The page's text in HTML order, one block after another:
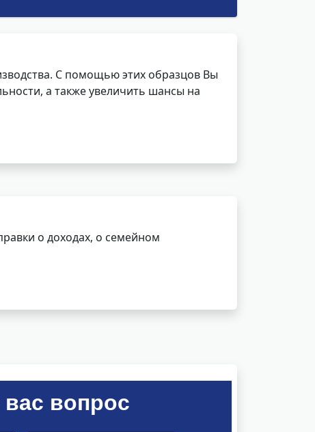
С помощью этих образцов Вы
а также увеличить шансы на
о доходах, о семейном